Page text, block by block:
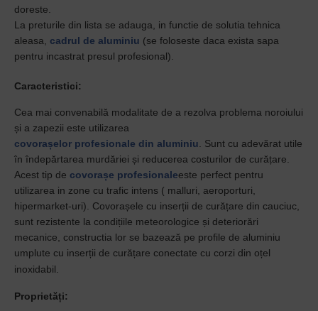
doreste.
La preturile din lista se adauga, in functie de solutia tehnica
aleasa, cadrul de aluminiu (se foloseste daca exista sapa
pentru incastrat presul profesional)
Caracteristici:
Cea mai convenabilă modalitate de a rezolva problema noroiului
și a zapezii este utilizarea
covorașelor profesionale din aluminiu . Sunt cu adevărat utile
în îndepărtarea murdăriei și reducerea costurilor de curățare.
Acest tip de covorașe profesionaleeste perfect pentru
utilizarea in zone cu trafic intens ( malluri, aeroporturi,
hipermarket-uri). Covorașele cu inserții de curățare din cauciuc,
sunt rezistente la condițiile meteorologice și deteriorări
mecanice, constructia lor se bazează pe profile de aluminiu
umplute cu inserții de curățare conectate cu corzi din oțel
inoxidabil.
Proprietăți: